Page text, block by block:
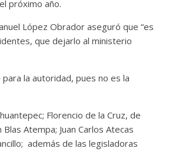
próximo año.
López Obrador aseguró que “es
que dejarlo al ministerio
la autoridad, pues no es la
Florencio de la Cruz, de
Atempa; Juan Carlos Atecas
además de las legisladoras